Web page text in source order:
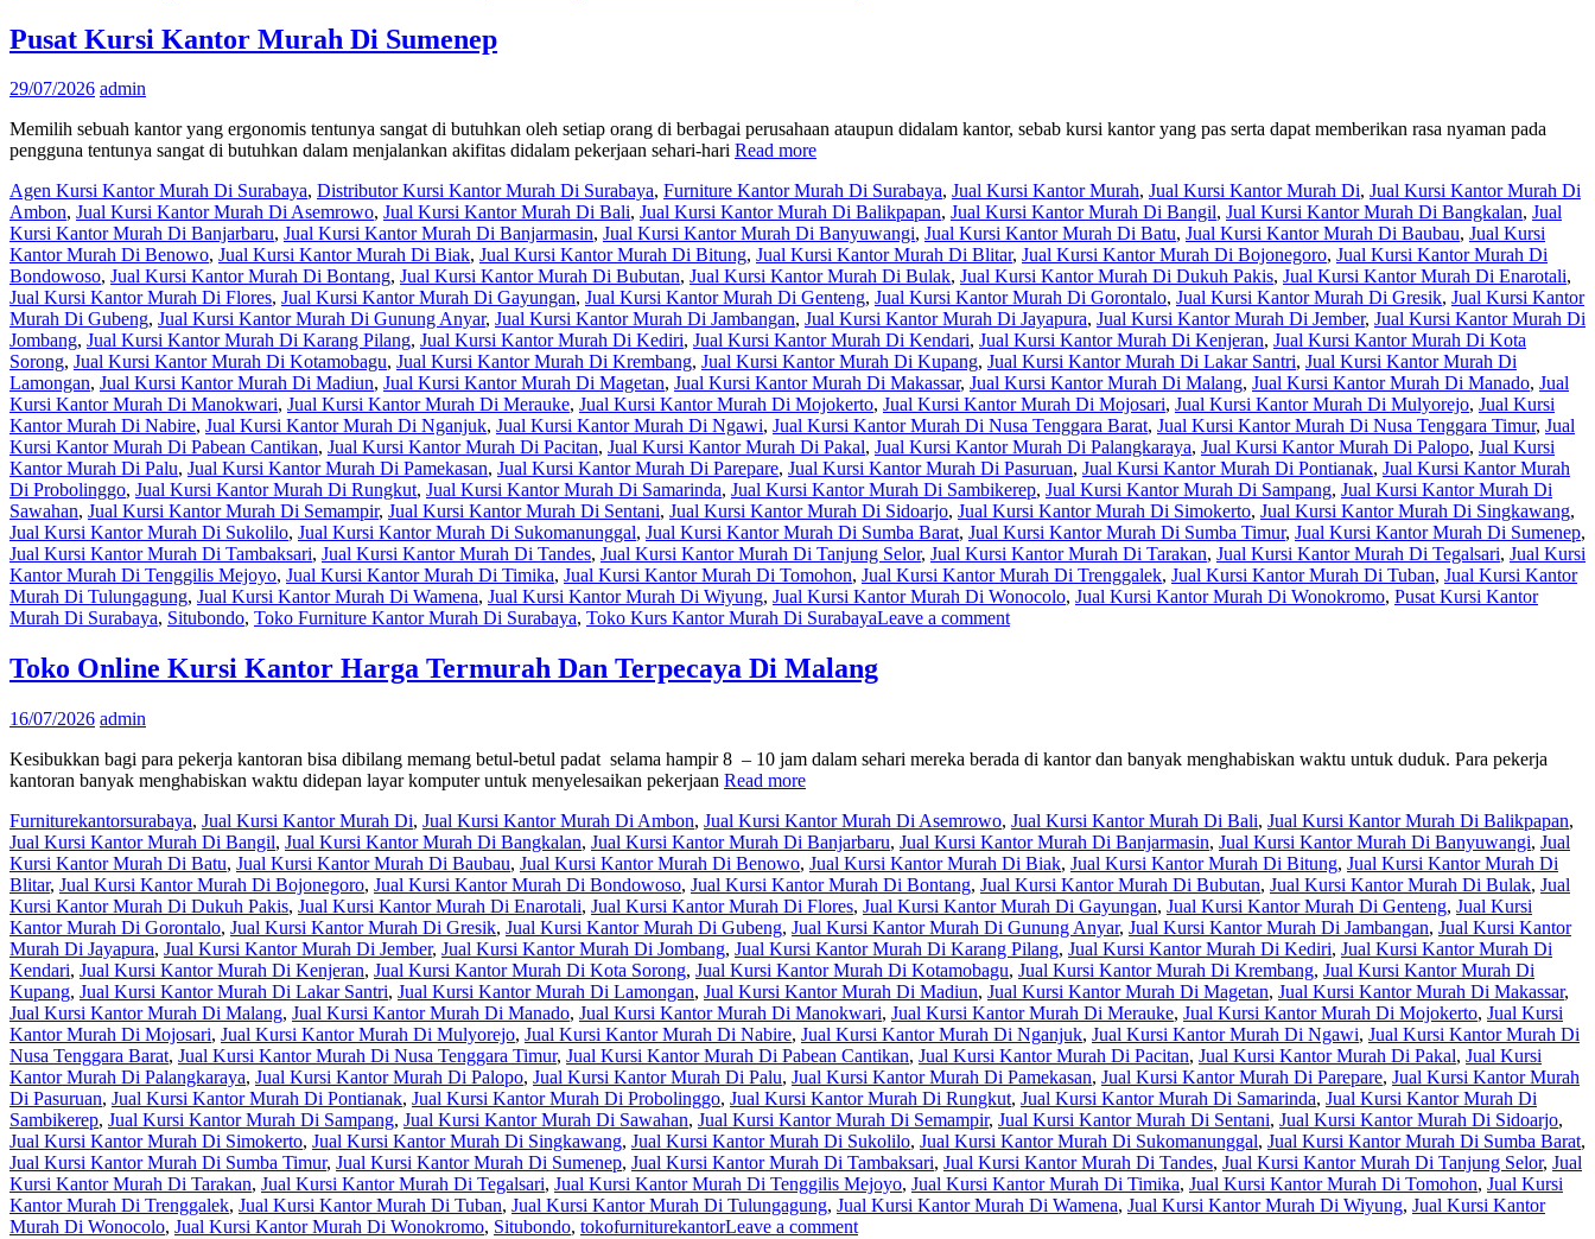
Pusat Kursi Kantor Murah Di Sumenep
29/07/2026 admin
Memilih sebuah kantor yang ergonomis tentunya sangat di butuhkan oleh setiap orang di berbagai perusahaan ataupun didalam kantor, sebab kursi kantor yang pas serta dapat memberikan rasa nyaman pada
pengguna tentunya sangat di butuhkan dalam menjalankan akifitas didalam pekerjaan sehari-hari Read more
Agen Kursi Kantor Murah Di Surabaya, Distributor Kursi Kantor Murah Di Surabaya, Furniture Kantor Murah Di Surabaya, Jual Kursi Kantor Murah, Jual Kursi Kantor Murah Di, Jual Kursi Kantor Murah Di
Ambon, Jual Kursi Kantor Murah Di Asemrowo, Jual Kursi Kantor Murah Di Bali, Jual Kursi Kantor Murah Di Balikpapan, Jual Kursi Kantor Murah Di Bangil, Jual Kursi Kantor Murah Di Bangkalan, Jual
Kursi Kantor Murah Di Banjarbaru, Jual Kursi Kantor Murah Di Banjarmasin, Jual Kursi Kantor Murah Di Banyuwangi, Jual Kursi Kantor Murah Di Batu, Jual Kursi Kantor Murah Di Baubau, Jual Kursi
Kantor Murah Di Benowo, Jual Kursi Kantor Murah Di Biak, Jual Kursi Kantor Murah Di Bitung, Jual Kursi Kantor Murah Di Blitar, Jual Kursi Kantor Murah Di Bojonegoro, Jual Kursi Kantor Murah Di
Bondowoso, Jual Kursi Kantor Murah Di Bontang, Jual Kursi Kantor Murah Di Bubutan, Jual Kursi Kantor Murah Di Bulak, Jual Kursi Kantor Murah Di Dukuh Pakis, Jual Kursi Kantor Murah Di Enarotali,
Jual Kursi Kantor Murah Di Flores, Jual Kursi Kantor Murah Di Gayungan, Jual Kursi Kantor Murah Di Genteng, Jual Kursi Kantor Murah Di Gorontalo, Jual Kursi Kantor Murah Di Gresik, Jual Kursi Kantor
Murah Di Gubeng, Jual Kursi Kantor Murah Di Gunung Anyar, Jual Kursi Kantor Murah Di Jambangan, Jual Kursi Kantor Murah Di Jayapura, Jual Kursi Kantor Murah Di Jember, Jual Kursi Kantor Murah Di
Jombang, Jual Kursi Kantor Murah Di Karang Pilang, Jual Kursi Kantor Murah Di Kediri, Jual Kursi Kantor Murah Di Kendari, Jual Kursi Kantor Murah Di Kenjeran, Jual Kursi Kantor Murah Di Kota
Sorong, Jual Kursi Kantor Murah Di Kotamobagu, Jual Kursi Kantor Murah Di Krembang, Jual Kursi Kantor Murah Di Kupang, Jual Kursi Kantor Murah Di Lakar Santri, Jual Kursi Kantor Murah Di
Lamongan, Jual Kursi Kantor Murah Di Madiun, Jual Kursi Kantor Murah Di Magetan, Jual Kursi Kantor Murah Di Makassar, Jual Kursi Kantor Murah Di Malang, Jual Kursi Kantor Murah Di Manado, Jual
Kursi Kantor Murah Di Manokwari, Jual Kursi Kantor Murah Di Merauke, Jual Kursi Kantor Murah Di Mojokerto, Jual Kursi Kantor Murah Di Mojosari, Jual Kursi Kantor Murah Di Mulyorejo, Jual Kursi
Kantor Murah Di Nabire, Jual Kursi Kantor Murah Di Nganjuk, Jual Kursi Kantor Murah Di Ngawi, Jual Kursi Kantor Murah Di Nusa Tenggara Barat, Jual Kursi Kantor Murah Di Nusa Tenggara Timur, Jual
Kursi Kantor Murah Di Pabean Cantikan, Jual Kursi Kantor Murah Di Pacitan, Jual Kursi Kantor Murah Di Pakal, Jual Kursi Kantor Murah Di Palangkaraya, Jual Kursi Kantor Murah Di Palopo, Jual Kursi
Kantor Murah Di Palu, Jual Kursi Kantor Murah Di Pamekasan, Jual Kursi Kantor Murah Di Parepare, Jual Kursi Kantor Murah Di Pasuruan, Jual Kursi Kantor Murah Di Pontianak, Jual Kursi Kantor Murah
Di Probolinggo, Jual Kursi Kantor Murah Di Rungkut, Jual Kursi Kantor Murah Di Samarinda, Jual Kursi Kantor Murah Di Sambikerep, Jual Kursi Kantor Murah Di Sampang, Jual Kursi Kantor Murah Di
Sawahan, Jual Kursi Kantor Murah Di Semampir, Jual Kursi Kantor Murah Di Sentani, Jual Kursi Kantor Murah Di Sidoarjo, Jual Kursi Kantor Murah Di Simokerto, Jual Kursi Kantor Murah Di Singkawang,
Jual Kursi Kantor Murah Di Sukolilo, Jual Kursi Kantor Murah Di Sukomanunggal, Jual Kursi Kantor Murah Di Sumba Barat, Jual Kursi Kantor Murah Di Sumba Timur, Jual Kursi Kantor Murah Di Sumenep,
Jual Kursi Kantor Murah Di Tambaksari, Jual Kursi Kantor Murah Di Tandes, Jual Kursi Kantor Murah Di Tanjung Selor, Jual Kursi Kantor Murah Di Tarakan, Jual Kursi Kantor Murah Di Tegalsari, Jual Kursi
Kantor Murah Di Tenggilis Mejoyo, Jual Kursi Kantor Murah Di Timika, Jual Kursi Kantor Murah Di Tomohon, Jual Kursi Kantor Murah Di Trenggalek, Jual Kursi Kantor Murah Di Tuban, Jual Kursi Kantor
Murah Di Tulungagung, Jual Kursi Kantor Murah Di Wamena, Jual Kursi Kantor Murah Di Wiyung, Jual Kursi Kantor Murah Di Wonocolo, Jual Kursi Kantor Murah Di Wonokromo, Pusat Kursi Kantor
Murah Di Surabaya, Situbondo, Toko Furniture Kantor Murah Di Surabaya, Toko Kurs Kantor Murah Di SurabayaLeave a comment
Toko Online Kursi Kantor Harga Termurah Dan Terpecaya Di Malang
16/07/2026 admin
Kesibukkan bagi para pekerja kantoran bisa dibilang memang betul-betul padat selama hampir 8 – 10 jam dalam sehari mereka berada di kantor dan banyak menghabiskan waktu untuk duduk. Para pekerja
kantoran banyak menghabiskan waktu didepan layar komputer untuk menyelesaikan pekerjaan Read more
Furniturekantorsurabaya, Jual Kursi Kantor Murah Di, Jual Kursi Kantor Murah Di Ambon, Jual Kursi Kantor Murah Di Asemrowo, Jual Kursi Kantor Murah Di Bali, Jual Kursi Kantor Murah Di Balikpapan,
Jual Kursi Kantor Murah Di Bangil, Jual Kursi Kantor Murah Di Bangkalan, Jual Kursi Kantor Murah Di Banjarbaru, Jual Kursi Kantor Murah Di Banjarmasin, Jual Kursi Kantor Murah Di Banyuwangi, Jual
Kursi Kantor Murah Di Batu, Jual Kursi Kantor Murah Di Baubau, Jual Kursi Kantor Murah Di Benowo, Jual Kursi Kantor Murah Di Biak, Jual Kursi Kantor Murah Di Bitung, Jual Kursi Kantor Murah Di
Blitar, Jual Kursi Kantor Murah Di Bojonegoro, Jual Kursi Kantor Murah Di Bondowoso, Jual Kursi Kantor Murah Di Bontang, Jual Kursi Kantor Murah Di Bubutan, Jual Kursi Kantor Murah Di Bulak, Jual
Kursi Kantor Murah Di Dukuh Pakis, Jual Kursi Kantor Murah Di Enarotali, Jual Kursi Kantor Murah Di Flores, Jual Kursi Kantor Murah Di Gayungan, Jual Kursi Kantor Murah Di Genteng, Jual Kursi
Kantor Murah Di Gorontalo, Jual Kursi Kantor Murah Di Gresik, Jual Kursi Kantor Murah Di Gubeng, Jual Kursi Kantor Murah Di Gunung Anyar, Jual Kursi Kantor Murah Di Jambangan, Jual Kursi Kantor
Murah Di Jayapura, Jual Kursi Kantor Murah Di Jember, Jual Kursi Kantor Murah Di Jombang, Jual Kursi Kantor Murah Di Karang Pilang, Jual Kursi Kantor Murah Di Kediri, Jual Kursi Kantor Murah Di
Kendari, Jual Kursi Kantor Murah Di Kenjeran, Jual Kursi Kantor Murah Di Kota Sorong, Jual Kursi Kantor Murah Di Kotamobagu, Jual Kursi Kantor Murah Di Krembang, Jual Kursi Kantor Murah Di
Kupang, Jual Kursi Kantor Murah Di Lakar Santri, Jual Kursi Kantor Murah Di Lamongan, Jual Kursi Kantor Murah Di Madiun, Jual Kursi Kantor Murah Di Magetan, Jual Kursi Kantor Murah Di Makassar,
Jual Kursi Kantor Murah Di Malang, Jual Kursi Kantor Murah Di Manado, Jual Kursi Kantor Murah Di Manokwari, Jual Kursi Kantor Murah Di Merauke, Jual Kursi Kantor Murah Di Mojokerto, Jual Kursi
Kantor Murah Di Mojosari, Jual Kursi Kantor Murah Di Mulyorejo, Jual Kursi Kantor Murah Di Nabire, Jual Kursi Kantor Murah Di Nganjuk, Jual Kursi Kantor Murah Di Ngawi, Jual Kursi Kantor Murah Di
Nusa Tenggara Barat, Jual Kursi Kantor Murah Di Nusa Tenggara Timur, Jual Kursi Kantor Murah Di Pabean Cantikan, Jual Kursi Kantor Murah Di Pacitan, Jual Kursi Kantor Murah Di Pakal, Jual Kursi
Kantor Murah Di Palangkaraya, Jual Kursi Kantor Murah Di Palopo, Jual Kursi Kantor Murah Di Palu, Jual Kursi Kantor Murah Di Pamekasan, Jual Kursi Kantor Murah Di Parepare, Jual Kursi Kantor Murah
Di Pasuruan, Jual Kursi Kantor Murah Di Pontianak, Jual Kursi Kantor Murah Di Probolinggo, Jual Kursi Kantor Murah Di Rungkut, Jual Kursi Kantor Murah Di Samarinda, Jual Kursi Kantor Murah Di
Sambikerep, Jual Kursi Kantor Murah Di Sampang, Jual Kursi Kantor Murah Di Sawahan, Jual Kursi Kantor Murah Di Semampir, Jual Kursi Kantor Murah Di Sentani, Jual Kursi Kantor Murah Di Sidoarjo,
Jual Kursi Kantor Murah Di Simokerto, Jual Kursi Kantor Murah Di Singkawang, Jual Kursi Kantor Murah Di Sukolilo, Jual Kursi Kantor Murah Di Sukomanunggal, Jual Kursi Kantor Murah Di Sumba Barat,
Jual Kursi Kantor Murah Di Sumba Timur, Jual Kursi Kantor Murah Di Sumenep, Jual Kursi Kantor Murah Di Tambaksari, Jual Kursi Kantor Murah Di Tandes, Jual Kursi Kantor Murah Di Tanjung Selor, Jual
Kursi Kantor Murah Di Tarakan, Jual Kursi Kantor Murah Di Tegalsari, Jual Kursi Kantor Murah Di Tenggilis Mejoyo, Jual Kursi Kantor Murah Di Timika, Jual Kursi Kantor Murah Di Tomohon, Jual Kursi
Kantor Murah Di Trenggalek, Jual Kursi Kantor Murah Di Tuban, Jual Kursi Kantor Murah Di Tulungagung, Jual Kursi Kantor Murah Di Wamena, Jual Kursi Kantor Murah Di Wiyung, Jual Kursi Kantor
Murah Di Wonocolo, Jual Kursi Kantor Murah Di Wonokromo, Situbondo, tokofurniturekantorLeave a comment